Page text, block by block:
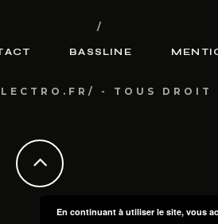
BASSLINE
- TOUS DROIT
En continuant à utiliser le site, vous